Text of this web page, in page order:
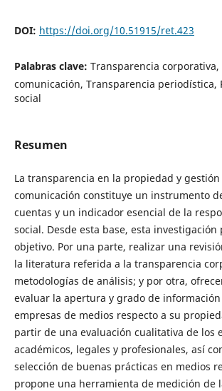
DOI: https://doi.org/10.51915/ret.423
Palabras clave: Transparencia
comunicación, Transparencia periodística,
social
Resumen
La transparencia en la propiedad y
comunicación constituye un instrumento
cuentas y un indicador esencial de la
social. Desde esta base, esta
objetivo. Por una parte, realizar una
la literatura referida a la transparencia
metodologías de análisis; y por otra,
evaluar la apertura y grado de
empresas de medios respecto a su
partir de una evaluación cualitativa de los
académicos, legales y profesionales, así
selección de buenas prácticas en medios
propone una herramienta de medición de